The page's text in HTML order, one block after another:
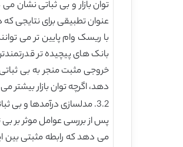
توان بازار و بی ثباتی
عنوان تطبیقی برای نتایجی
با ریسک وام پایین تر می
بانک های پیچیده تر
خروجی مثبت منجر به بی
دهد، اگرچه توان بازار بیشتر
3.2. مدلسازی درآمدها و بی ثباتی درآمدها
پس از بررسی عوامل موثر بر
می دهد که رابطه مثبتی بین